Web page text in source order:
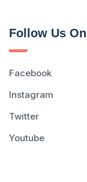
Follow Us On
Facebook
Instagram
Twitter
Youtube